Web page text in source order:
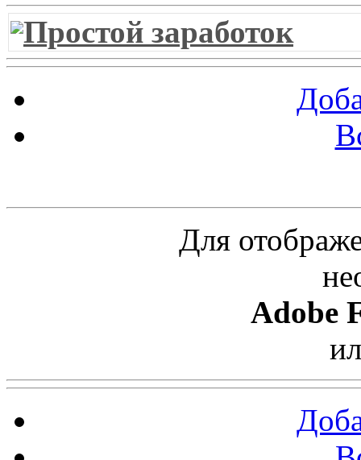
Простой заработок
Для
Adobe